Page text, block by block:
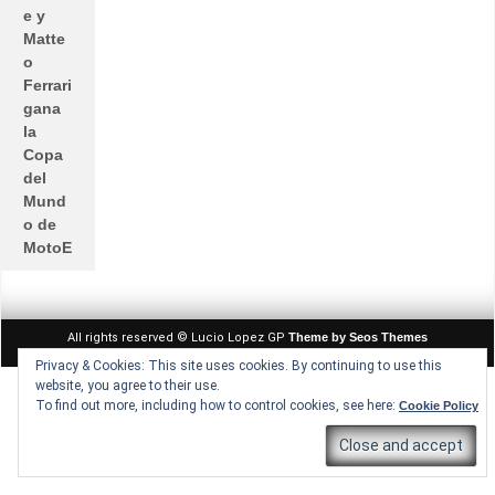
Privacy & Cookies: This site uses cookies. By continuing to use this
website, you agree to their use.
To find out more, including how to control cookies, see here: Cookie Policy
e y
Matte
o
Ferrari
gana
la
Copa
del
Mund
o de
MotoE
All rights reserved © Lucio Lopez GP Theme by Seos Themes